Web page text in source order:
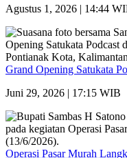
Agustus 1, 2026 | 14:44
Grand Opening Satukata
Juni 29, 2026 | 17:15 WIB
Operasi Pasar Murah